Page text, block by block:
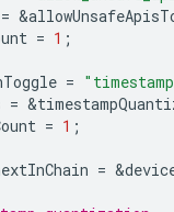
= &
= 1 ;
=
= &
= 1 ;
= &